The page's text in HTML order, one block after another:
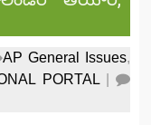
AP General Issues,
PORTAL|